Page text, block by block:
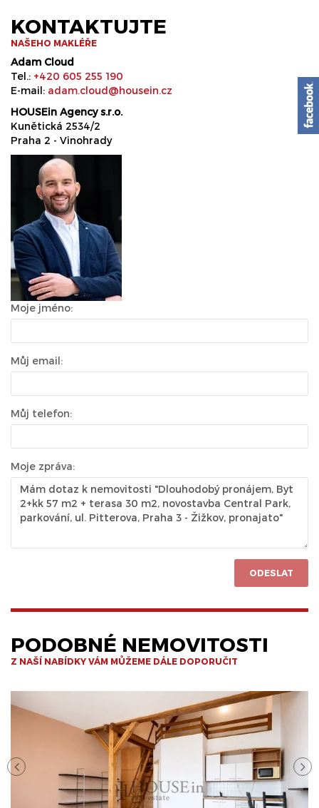
KONTAKTUJTE
NAŠEHO MAKLÉŘE
Adam Cloud
Tel.: +420 605 255 190
E-mail: adam.cloud@housein.cz
HOUSEin Agency s.r.o.
Kunětická 2534/2
Praha 2 - Vinohrady
Moje jméno:
Můj email:
Můj telefon:
Moje zpráva:
ODESLAT
PODOBNÉ NEMOVITOSTI
Z NAŠÍ NABÍDKY VÁM MŮŽEME DÁLE DOPORUČIT